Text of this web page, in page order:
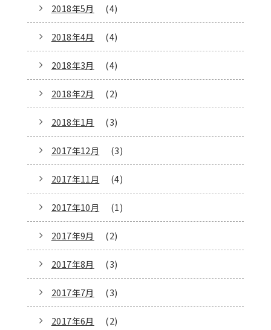
2018年5月 (4)
2018年4月 (4)
2018年3月 (4)
2018年2月 (2)
2018年1月 (3)
2017年12月 (3)
2017年11月 (4)
2017年10月 (1)
2017年9月 (2)
2017年8月 (3)
2017年7月 (3)
2017年6月 (2)